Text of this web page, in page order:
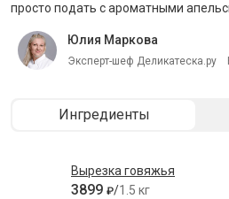
просто подать с ароматными
Юлия Маркова
Эксперт-шеф Деликатеска.ру
Ингредиенты
Вырезка говяжья
3899 ₽/1.5 кг